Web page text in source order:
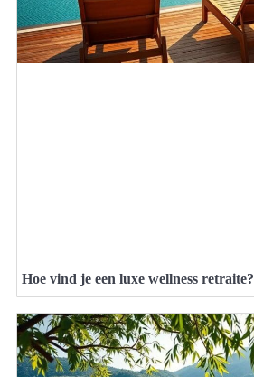
Hoe vind je een luxe wellness retraite?